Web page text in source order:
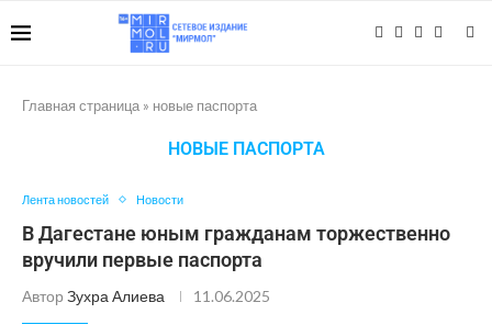
Главная страница » новые паспорта
НОВЫЕ ПАСПОРТА
Лента новостей Новости
В Дагестане юным гражданам торжественно
вручили первые паспорта
Автор Зухра Алиева 11.06.2025